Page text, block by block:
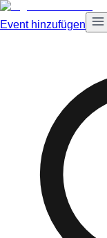
Event hinzufügen